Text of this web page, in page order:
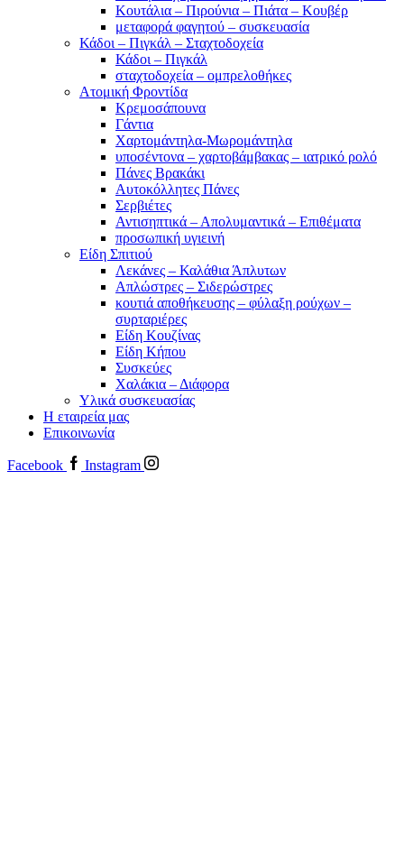
Κουτάλια – Πιρούνια – Πιάτα – Κουβέρ
μεταφορά φαγητού – συσκευασία
Κάδοι – Πιγκάλ – Σταχτοδοχεία
Κάδοι – Πιγκάλ
σταχτοδοχεία – ομπρελοθήκες
Ατομική Φροντίδα
Κρεμοσάπουνα
Γάντια
Χαρτομάντηλα-Μωρομάντηλα
υποσέντονα – χαρτοβάμβακας – ιατρικό ρολό
Πάνες Βρακάκι
Αυτοκόλλητες Πάνες
Σερβιέτες
Αντισηπτικά – Απολυμαντικά – Επιθέματα
προσωπική υγιεινή
Είδη Σπιτιού
Λεκάνες – Καλάθια Άπλυτων
Απλώστρες – Σιδερώστρες
κουτιά αποθήκευσης – φύλαξη ρούχων –
συρταριέρες
Είδη Κουζίνας
Είδη Κήπου
Συσκεύες
Χαλάκια – Διάφορα
Yλικά συσκευασίας
Η εταιρεία μας
Επικοινωνία
Facebook Instagram